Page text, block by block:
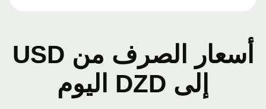
أسعار الصرف من USD
إلى DZD اليوم